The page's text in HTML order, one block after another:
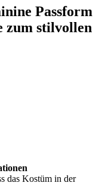
Passform
zum stilvollen
das Kostüm in der